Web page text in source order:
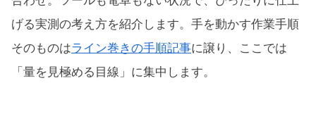
げる実測の考え方を紹介します。手を動かす作業手順
そのものはライン巻きの手順記事に譲り、ここでは
「量を見極める目線」に集中します。